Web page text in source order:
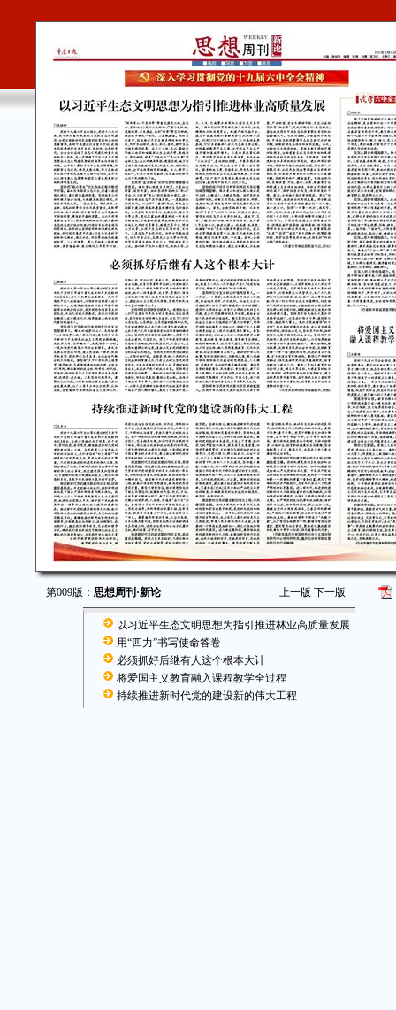
第009版： 思想周刊·新论 上一版 下一版
以习近平生态文明思想为指引推进林业高质量发展
用“四力”书写使命答卷
必须抓好后继有人这个根本大计
将爱国主义教育融入课程教学全过程
持续推进新时代党的建设新的伟大工程